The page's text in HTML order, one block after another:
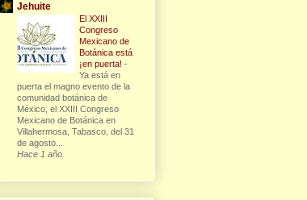
Jehuite
El XXIII
Congreso
Mexicano de
Botánica está
¡en puerta! -
Ya está en
puerta el magno evento de la
comunidad botánica de
México, el XXIII Congreso
Mexicano de Botánica en
Villahermosa, Tabasco, del 31
de agosto...
Hace 1 año.